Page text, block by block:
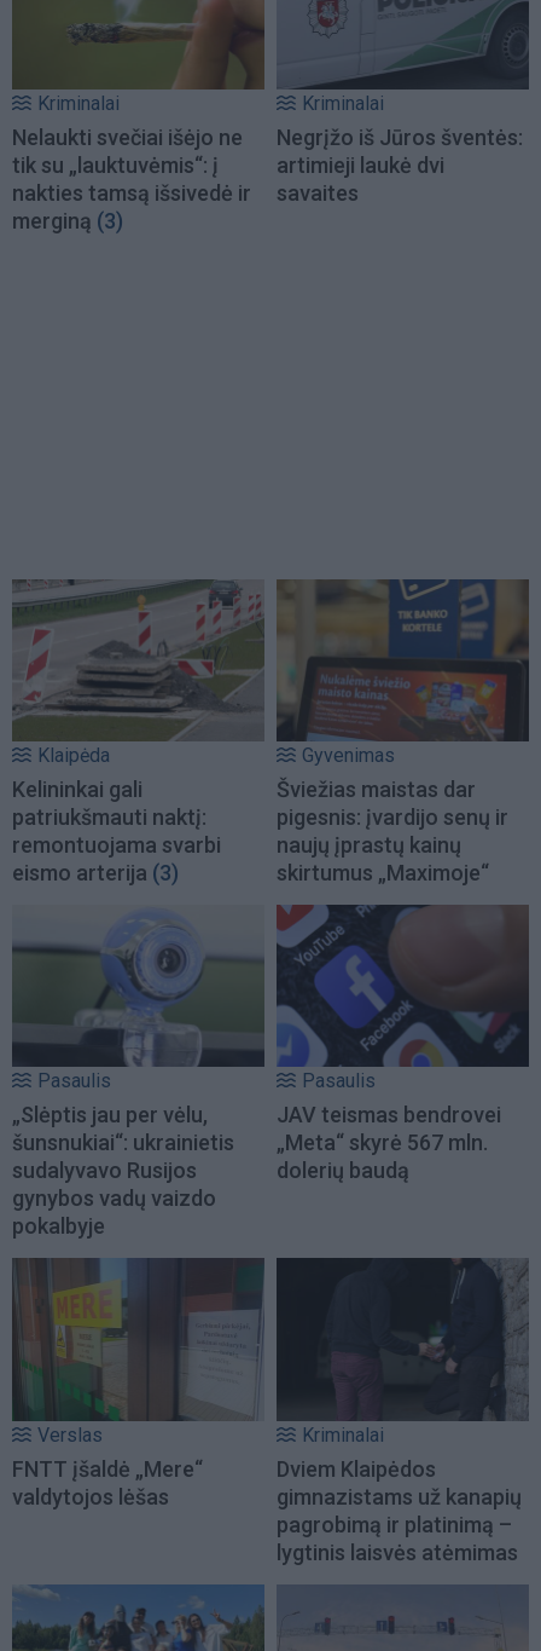
Kriminalai
Nelaukti svečiai išėjo ne
tik su „lauktuvėmis“: į
nakties tamsą išsivedė ir
merginą (3)
Kriminalai
Negrįžo iš Jūros šventės:
artimieji laukė dvi
savaites
Klaipėda
Kelininkai gali
patriukšmauti naktį:
remontuojama svarbi
eismo arterija (3)
Gyvenimas
Šviežias maistas dar
pigesnis: įvardijo senų ir
naujų įprastų kainų
skirtumus „Maximoje“
Pasaulis
„Slėptis jau per vėlu,
šunsnukiai“: ukrainietis
sudalyvavo Rusijos
gynybos vadų vaizdo
pokalbyje
Pasaulis
JAV teismas bendrovei
„Meta“ skyrė 567 mln.
dolerių baudą
Verslas
FNTT įšaldė „Mere“
valdytojos lėšas
Kriminalai
Dviem Klaipėdos
gimnazistams už kanapių
pagrobimą ir platinimą –
lygtinis laisvės atėmimas